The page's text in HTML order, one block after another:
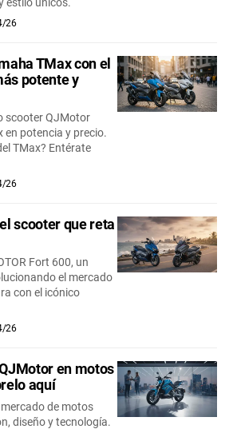
26
TMax con el
potente y
scooter QJMotor
en potencia y precio.
TMax? Entérate
26
scooter que reta
Fort 600, un
el mercado
con el icónico
26
en motos
aquí
de motos
diseño y tecnología.